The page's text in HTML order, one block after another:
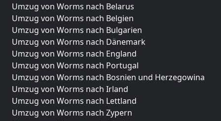
Umzug von Worms nach Belarus
Umzug von Worms nach Belgien
Umzug von Worms nach Bulgarien
Umzug von Worms nach Dänemark
Umzug von Worms nach England
Umzug von Worms nach Portugal
Umzug von Worms nach Bosnien und Herzegowina
Umzug von Worms nach Irland
Umzug von Worms nach Lettland
Umzug von Worms nach Zypern